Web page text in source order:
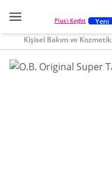
Plus'ı Keşfet Yeni
Kişisel Bakım ve Kozmetik